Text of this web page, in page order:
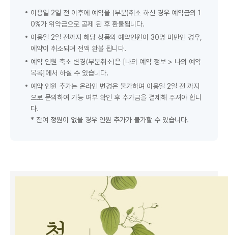
이용일 2일 전 이후에 예약을 (부분)취소 하신 경우 예약금의 1
0%가 위약금으로 공제 된 후 환불됩니다.
이용일 2일 전까지 해당 상품의 예약인원이 30명 미만인 경우,
예약이 취소되며 전액 환불 됩니다.
예약 인원 축소 변경(부분취소)은 [나의 예약 정보 > 나의 예약
목록]에서 하실 수 있습니다.
예약 인원 추가는 온라인 변경은 불가하며 이용일 2일 전 까지
으로 문의하여 가능 여부 확인 후 추가금을 결제해 주셔야 합니
다.
* 잔여 정원이 없을 경우 인원 추가가 불가할 수 있습니다.